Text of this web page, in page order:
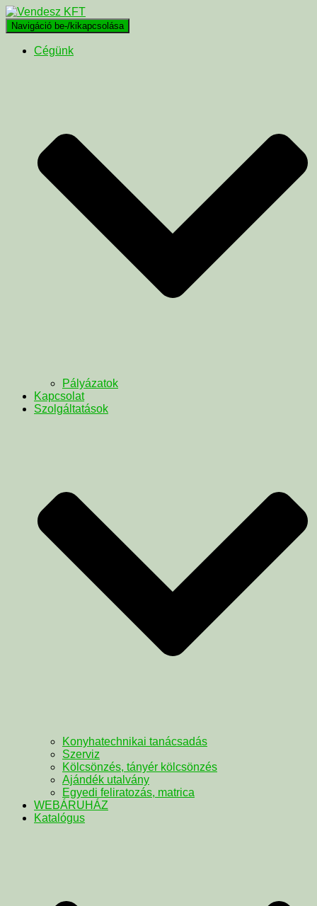
Navigáció be-/kikapcsolása
Cégünk
Pályázatok
Kapcsolat
Szolgáltatások
Konyhatechnikai tanácsadás
Szerviz
Kölcsönzés, tányér kölcsönzés
Ajándék utalvány
Egyedi feliratozás, matrica
WEBÁRUHÁZ
Katalógus